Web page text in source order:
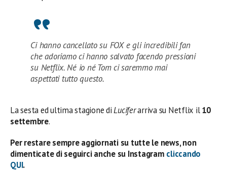
Ci hanno cancellato su FOX e gli incredibili fan
che adoriamo ci hanno salvato facendo pressioni
su Netflix. Né io né Tom ci saremmo mai
aspettati tutto questo.
La sesta ed ultima stagione diLuciferarriva su Netflix il10
settembre.
Per restare sempre aggiornati su tutte le news, non
dimenticate di seguirci anche su Instagram cliccando
QUI.